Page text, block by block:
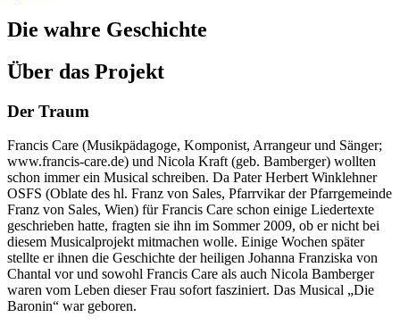
Die wahre Geschichte
Über das Projekt
Der Traum
Francis Care (Musikpädagoge, Komponist, Arrangeur und Sänger;
www.francis-care.de) und Nicola Kraft (geb. Bamberger) wollten
schon immer ein Musical schreiben. Da Pater Herbert Winklehner
OSFS (Oblate des hl. Franz von Sales, Pfarrvikar der Pfarrgemeinde
Franz von Sales, Wien) für Francis Care schon einige Liedertexte
geschrieben hatte, fragten sie ihn im Sommer 2009, ob er nicht bei
diesem Musicalprojekt mitmachen wolle. Einige Wochen später
stellte er ihnen die Geschichte der heiligen Johanna Franziska von
Chantal vor und sowohl Francis Care als auch Nicola Bamberger
waren vom Leben dieser Frau sofort fasziniert. Das Musical „Die
Baronin“ war geboren.